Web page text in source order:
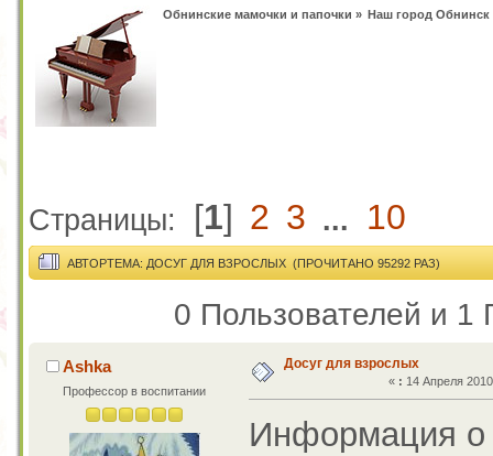
Обнинские мамочки и папочки » Наш город Обнинск
Страницы: [1] 2 3 ... 10
АВТОРТЕМА: ДОСУГ ДЛЯ ВЗРОСЛЫХ (ПРОЧИТАНО 95292 РАЗ)
0 Пользователей и 1
Ashka
Профессор в воспитании
Досуг для взрослых
« : 14 Апреля
Информация о